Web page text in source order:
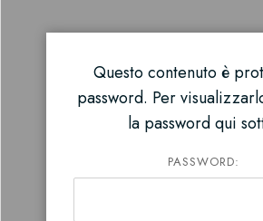
Questo contenuto è
password. Per
la password qui
PASSWORD: